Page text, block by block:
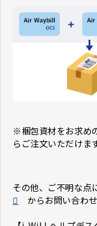
※梱包資材をお求め
らご注文いただけま
その他、ご不明な点
からお問い合わせ